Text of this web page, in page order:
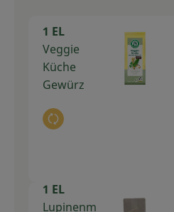
1 EL
Veggie
Küche
Gewürz
Auswahl ändern
1 EL
Lupinenm